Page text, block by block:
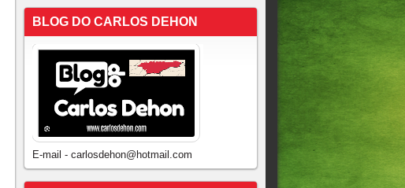
BLOG DO CARLOS DEHON
E-mail - carlosdehon@hotmail.com